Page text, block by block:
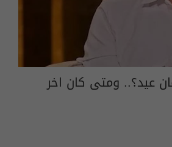
عيد؟.. ومتى كان اخر